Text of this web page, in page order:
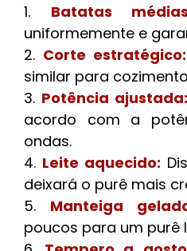
Batatas
uniformemente e
Corte estratégico:
similar para
Potência ajustada:
acordo com a
ondas.
Leite aquecido:
deixará o purê mais
Manteiga
poucos para um purê